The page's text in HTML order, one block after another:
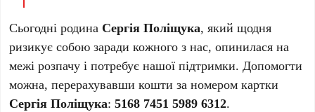
Сьогодні родина Сергія Поліщука, який щодня
ризикує собою заради кожного з нас, опинилася на
межі розпачу і потребує нашої підтримки. Допомогти
можна, перерахувавши кошти за номером картки
Сергія Поліщука:5168 7451 5989 6312.